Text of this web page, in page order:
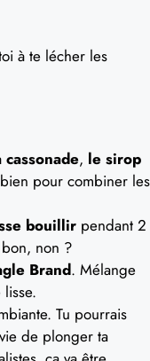
à te lécher les
cassonade, le sirop
pour combiner les
bouillir pendant 2
non ?
Brand. Mélange
Tu pourrais
de plonger ta